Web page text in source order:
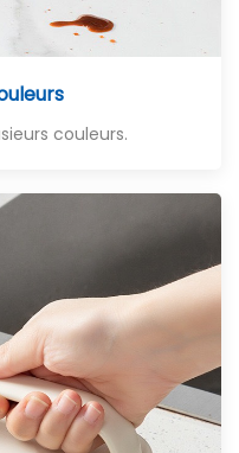
couleurs.